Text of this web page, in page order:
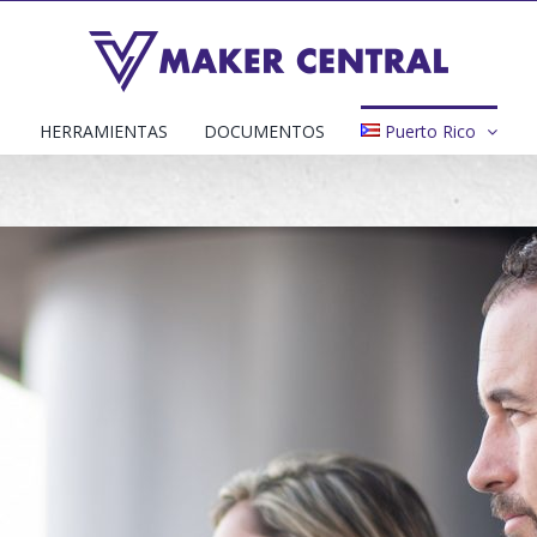
HERRAMIENTAS DOCUMENTOS Puerto Rico